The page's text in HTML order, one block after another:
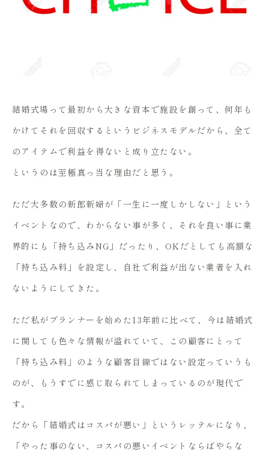
結婚式場って最初から大きな資本で施設を創って、何年も
かけてそれを回収するというビジネスモデルだから、全て
のアイテムで利益を得ないと成り立たない。
というのは至極真っ当な理由だと思う。
ただ大多数の新郎新婦が「一生に一度しかしない」という
イベントなので、わからない事が多く、それを良い事に業
界的にも「持ち込みNG」だったり、OKだとしても高額な
「持ち込み料」を設定し、自社で利益が出ない業者を入れ
ないようにしてきた。
ただ私がプランナーを始めた13年前に比べて、今は結婚式
に関しても色々な情報が溢れていて、この顧客にとって
「持ち込み料」のような顧客目線ではない設定っていうも
のが、もうすでに感じ取られてしまっているのが現代で
す。
だから「結婚式はコスパが悪い」というレッテルになり、
「やった事のない、コスパの悪いイベントならばやらな